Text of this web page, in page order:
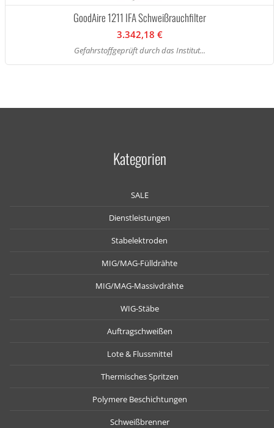
GoodAire 1211 IFA Schweißrauchfilter
3.342,18 €
Gefahrstoffgeprüft durch das Institut...
Kategorien
SALE
Dienstleistungen
Stabelektroden
MIG/MAG-Fülldrähte
MIG/MAG-Massivdrähte
WIG-Stäbe
Auftragschweißen
Lote & Flussmittel
Thermisches Spritzen
Polymere Beschichtungen
Schweißbrenner